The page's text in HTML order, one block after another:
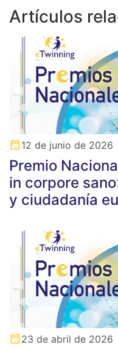
Artículos
12 de junio de 2026
Premio
in corpore
y ciudadanía
23 de abril de 2026